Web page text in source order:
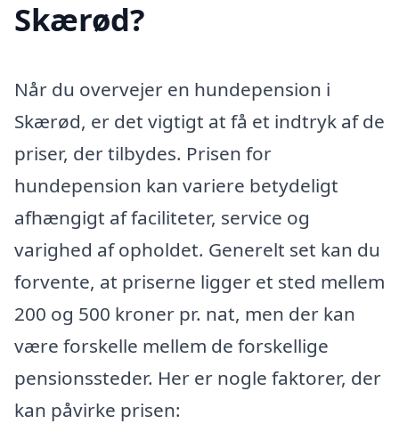
Skærød?
Når du overvejer en hundepension i
Skærød, er det vigtigt at få et indtryk af de
priser, der tilbydes. Prisen for
hundepension kan variere betydeligt
afhængigt af faciliteter, service og
varighed af opholdet. Generelt set kan du
forvente, at priserne ligger et sted mellem
200 og 500 kroner pr. nat, men der kan
være forskelle mellem de forskellige
pensionssteder. Her er nogle faktorer, der
kan påvirke prisen: